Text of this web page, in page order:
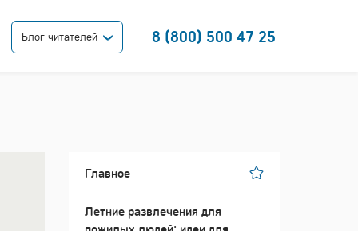
Блог читателей 8 (800) 500 47 25
Главное
Летние развлечения для